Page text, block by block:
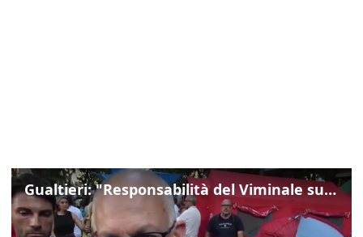
Gualtieri: "Responsabilità del Viminale su Spin Time? La posizione dei partiti è nota"